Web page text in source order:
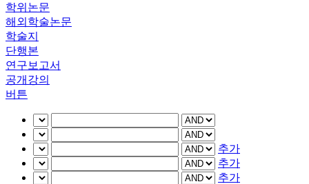
학위논문
해외학술논문
학술지
단행본
연구보고서
공개강의
버튼
추가
추가
추가